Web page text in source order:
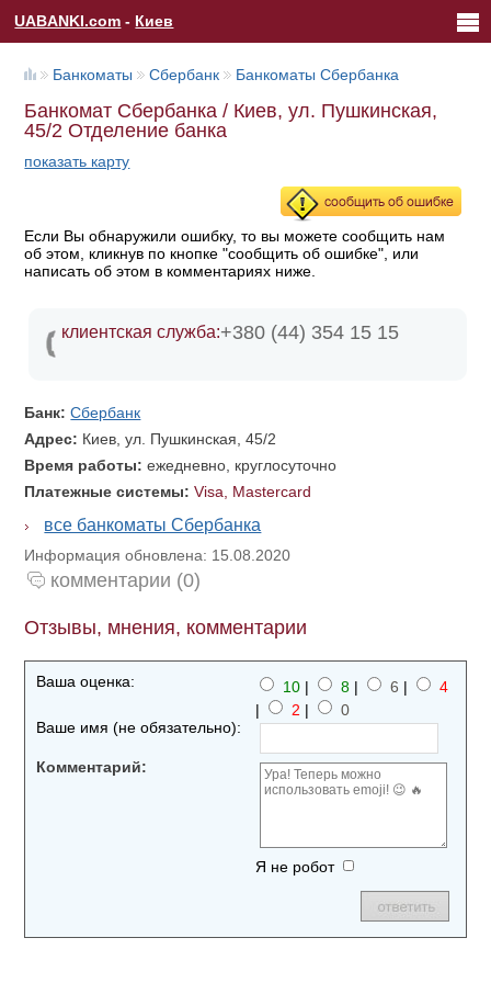
UABANKI.com - Киев
Банкоматы Сбербанк Банкоматы Сбербанка
Банкомат Сбербанка / Киев, ул. Пушкинская,
45/2 Отделение банка
показать карту
Если Вы обнаружили ошибку, то вы можете сообщить нам
об этом, кликнув по кнопке "сообщить об ошибке", или
написать об этом в комментариях ниже.
клиентская служба:+380 (44) 354 15 15
Банк:Сбербанк
Адрес: Киев, ул. Пушкинская, 45/2
Время работы:ежедневно, круглосуточно
Платежные системы:Visa, Mastercard
все банкоматы Сбербанка
Информация обновлена: 15.08.2020
комментарии (0)
Отзывы, мнения, комментарии
Ваша оценка: 10 | 8 | 6 |
4
|
2 |
0
Ваше имя (не обязательно):
Комментарий:
Я не робот